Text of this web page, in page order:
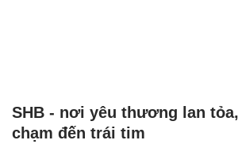
SHB - nơi yêu thương lan
chạm đến trái tim